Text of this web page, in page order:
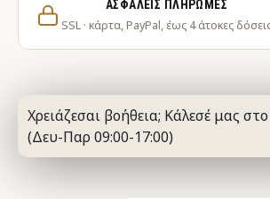
ΑΣΦΑΛΕΊΣ ΠΛΗΡΩΜΈΣ
SSL · κάρτα, PayPal, έως 4 άτοκες
Χρειάζεσαι βοήθεια; Κάλεσέ μας
(Δευ-Παρ 09:00-17:00)